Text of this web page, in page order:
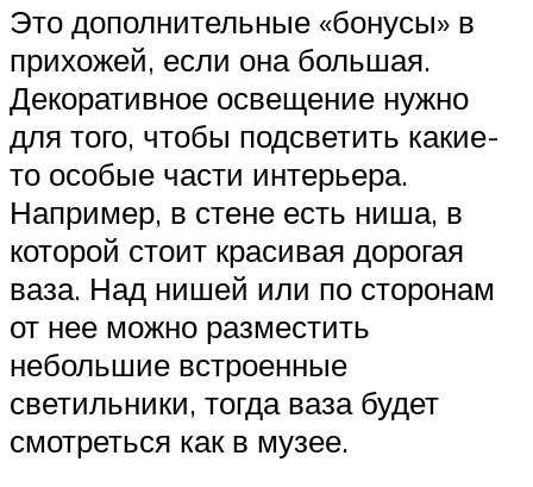
Это дополнительные «бонусы» в
прихожей, если она большая.
Декоративное освещение нужно
для того, чтобы подсветить какие-
то особые части интерьера.
Например, в стене есть ниша, в
которой стоит красивая дорогая
ваза. Над нишей или по сторонам
от нее можно разместить
небольшие встроенные
светильники, тогда ваза будет
смотреться как в музее.